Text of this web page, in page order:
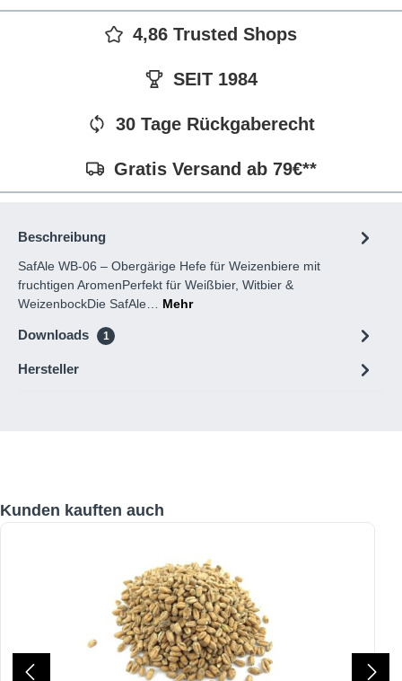
4,86 Trusted Shops
SEIT 1984
30 Tage Rückgaberecht
Gratis Versand ab 79€**
Beschreibung
SafAle WB-06 – Obergärige Hefe für Weizenbiere mit
fruchtigen AromenPerfekt für Weißbier, Witbier &
WeizenbockDie SafAle… Mehr
Downloads 1
Hersteller
Produktgalerie überspringen
Kunden kauften auch